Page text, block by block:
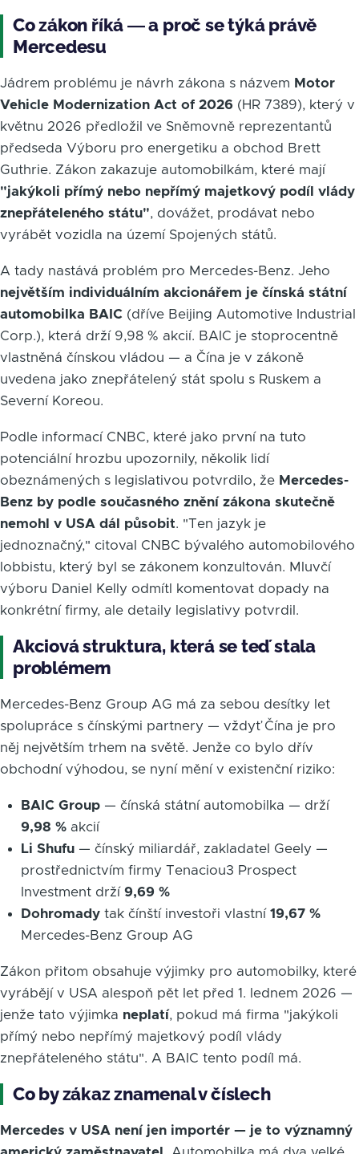
Co zákon říká — a proč se týká právě
Mercedesu
Jádrem problému je návrh zákona s názvem Motor
Vehicle Modernization Act of 2026 (HR 7389), který v
květnu 2026 předložil ve Sněmovně reprezentantů
předseda Výboru pro energetiku a obchod Brett
Guthrie. Zákon zakazuje automobilkám, které mají
"jakýkoli přímý nebo nepřímý majetkový podíl vlády
znepřáteleného státu", dovážet, prodávat nebo
vyrábět vozidla na území Spojených států.
A tady nastává problém pro Mercedes-Benz. Jeho
největším individuálním akcionářem je čínská státní
automobilka BAIC (dříve Beijing Automotive Industrial
Corp.), která drží 9,98 % akcií. BAIC je stoprocentně
vlastněná čínskou vládou — a Čína je v zákoně
uvedena jako znepřátelený stát spolu s Ruskem a
Severní Koreou.
Podle informací CNBC, které jako první na tuto
potenciální hrozbu upozornily, několik lidí
obeznámených s legislativou potvrdilo, že Mercedes-
Benz by podle současného znění zákona skutečně
nemohl v USA dál působit. "Ten jazyk je
jednoznačný," citoval CNBC bývalého automobilového
lobbistu, který byl se zákonem konzultován. Mluvčí
výboru Daniel Kelly odmítl komentovat dopady na
konkrétní firmy, ale detaily legislativy potvrdil.
Akciová struktura, která se teď stala
problémem
Mercedes-Benz Group AG má za sebou desítky let
spolupráce s čínskými partnery — vždyť Čína je pro
něj největším trhem na světě. Jenže co bylo dřív
obchodní výhodou, se nyní mění v existenční riziko:
BAIC Group— čínská státní automobilka — drží
9,98 %akcií
Li Shufu— čínský miliardář, zakladatel Geely —
prostřednictvím firmy Tenaciou3 Prospect
Investment drží 9,69 %
Dohromadytak čínští investoři vlastní 19,67 %
Mercedes-Benz Group AG
Zákon přitom obsahuje výjimky pro automobilky, které
vyrábějí v USA alespoň pět let před 1. lednem 2026 —
jenže tato výjimka neplatí, pokud má firma "jakýkoli
přímý nebo nepřímý majetkový podíl vlády
znepřáteleného státu". A BAIC tento podíl má.
Co by zákaz znamenal v číslech
Mercedes v USA není jen importér — je to významný